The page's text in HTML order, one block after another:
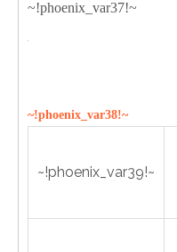
~!phoenix_var37!~
~!phoenix_var38!~
~!phoenix_var39!~